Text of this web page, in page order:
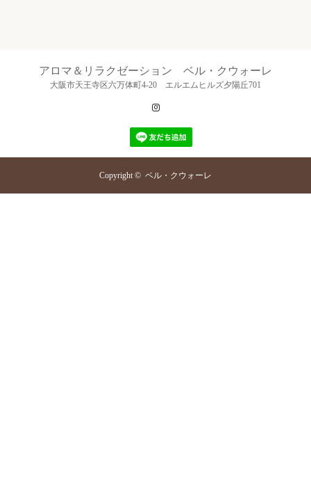
アロマ＆リラクゼーション ベル・クウォーレ
大阪市天王寺区六万体町4-20 エルエムヒルズ夕陽丘701
Copyright © ベル・クウォーレ